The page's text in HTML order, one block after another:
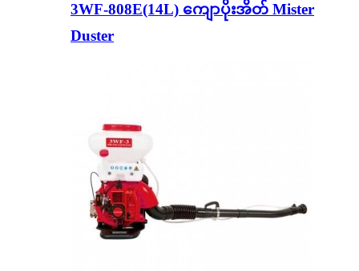
3WF-808E(14L) ကျောပိုးအိတ် Mister
Duster